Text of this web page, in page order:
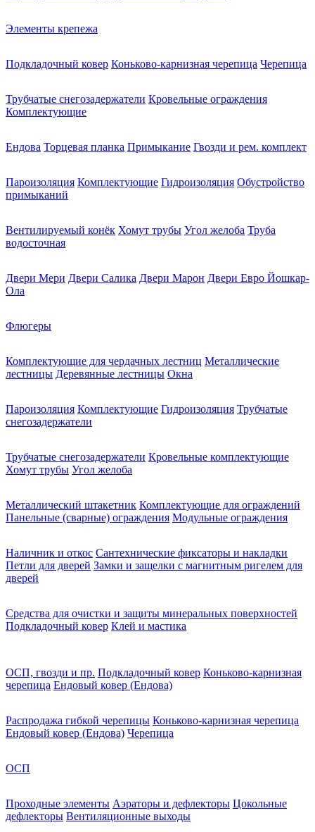
Элементы крепежа
Подкладочный ковер Коньково-карнизная черепица Черепица
Трубчатые снегозадержатели Кровельные ограждения
Комплектующие
Ендова Торцевая планка Примыкание Гвозди и рем. комплект
Пароизоляция Комплектующие Гидроизоляция Обустройство
примыканий
Вентилируемый конёк Хомут трубы Угол желоба Труба
водосточная
Двери Мери Двери Салика Двери Марон Двери Евро Йошкар-
Ола
Флюгеры
Комплектующие для чердачных лестниц Металлические
лестницы Деревянные лестницы Окна
Пароизоляция Комплектующие Гидроизоляция Трубчатые
снегозадержатели
Трубчатые снегозадержатели Кровельные комплектующие
Хомут трубы Угол желоба
Металлический штакетник Комплектующие для ограждений
Панельные (сварные) ограждения Модульные ограждения
Наличник и откос Сантехнические фиксаторы и накладки
Петли для дверей Замки и защелки с магнитным ригелем для
дверей
Средства для очистки и защиты минеральных поверхностей
Подкладочный ковер Клей и мастика
ОСП, гвозди и пр. Подкладочный ковер Коньково-карнизная
черепица Ендовый ковер (Ендова)
Распродажа гибкой черепицы Коньково-карнизная черепица
Ендовый ковер (Ендова) Черепица
ОСП
Проходные элементы Аэраторы и дефлекторы Цокольные
дефлекторы Вентиляционные выходы